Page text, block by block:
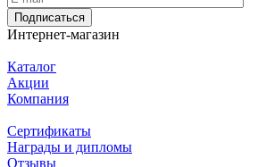
Подписаться
Интернет-магазин
Каталог
Акции
Компания
Сертификаты
Награды и дипломы
Отзывы